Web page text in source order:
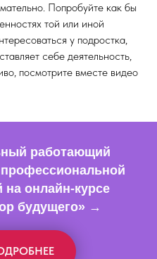
Попробуйте как бы
той или иной
у подростка,
себе деятельность,
посмотрите вместе видео
работающий
на онлайн-курсе
будущего» →